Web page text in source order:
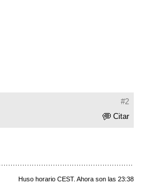
#2
Citar
Huso horario CEST. Ahora son las 23:38